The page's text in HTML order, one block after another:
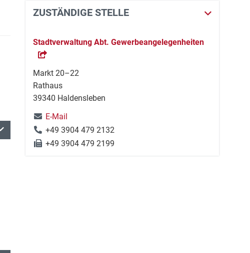
ZUSTÄNDIGE STELLE
Stadtverwaltung Abt. Gewerbeangelegenheiten
Markt 20–22
Rathaus
39340 Haldensleben
E-Mail
+49 3904 479 2132
+49 3904 479 2199